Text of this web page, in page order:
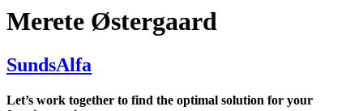
Merete Østergaard
SundsAlfa
Let’s work together to find the optimal solution for your